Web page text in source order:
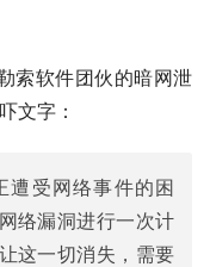
索软件团伙的暗网泄
文字：
遭受网络事件的困
络漏洞进行一次计
这一切消失，需要